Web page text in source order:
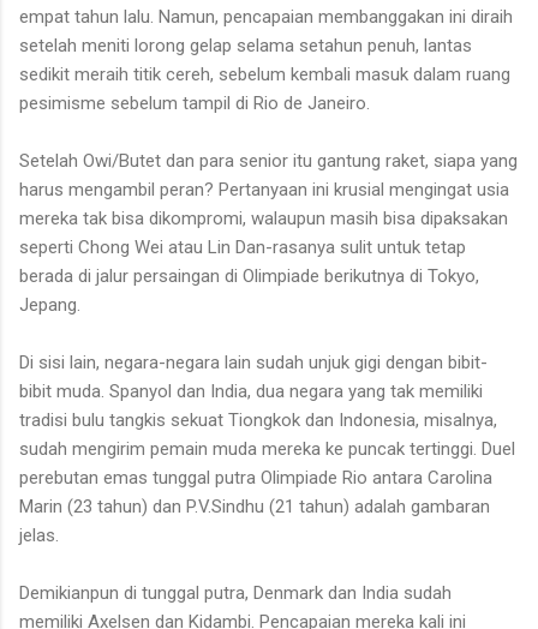
empat tahun lalu. Namun, pencapaian membanggakan ini diraih
setelah meniti lorong gelap selama setahun penuh, lantas
sedikit meraih titik cereh, sebelum kembali masuk dalam ruang
pesimisme sebelum tampil di Rio de Janeiro.
Setelah Owi/Butet dan para senior itu gantung raket, siapa yang
harus mengambil peran? Pertanyaan ini krusial mengingat usia
mereka tak bisa dikompromi, walaupun masih bisa dipaksakan
seperti Chong Wei atau Lin Dan-rasanya sulit untuk tetap
berada di jalur persaingan di Olimpiade berikutnya di Tokyo,
Jepang.
Di sisi lain, negara-negara lain sudah unjuk gigi dengan bibit-
bibit muda. Spanyol dan India, dua negara yang tak memiliki
tradisi bulu tangkis sekuat Tiongkok dan Indonesia, misalnya,
sudah mengirim pemain muda mereka ke puncak tertinggi. Duel
perebutan emas tunggal putra Olimpiade Rio antara Carolina
Marin (23 tahun) dan P.V.Sindhu (21 tahun) adalah gambaran
jelas.
Demikianpun di tunggal putra, Denmark dan India sudah
memiliki Axelsen dan Kidambi. Pencapaian mereka kali ini